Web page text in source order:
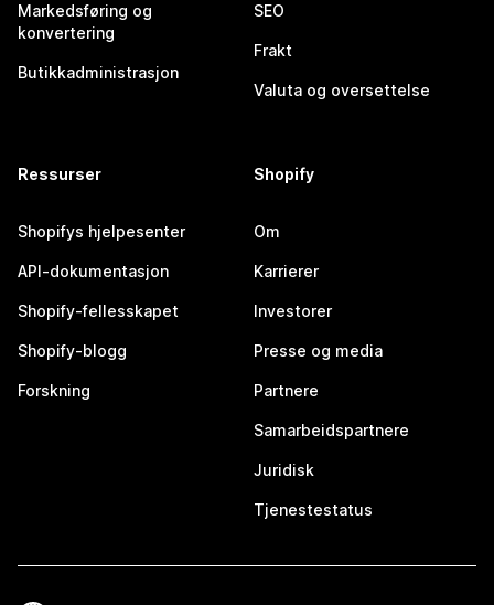
Markedsføring og
konvertering
Butikkadministrasjon
SEO
Frakt
Valuta og oversettelse
Ressurser
Shopifys hjelpesenter
API-dokumentasjon
Shopify-fellesskapet
Shopify-blogg
Forskning
Shopify
Om
Karrierer
Investorer
Presse og media
Partnere
Samarbeidspartnere
Juridisk
Tjenestestatus